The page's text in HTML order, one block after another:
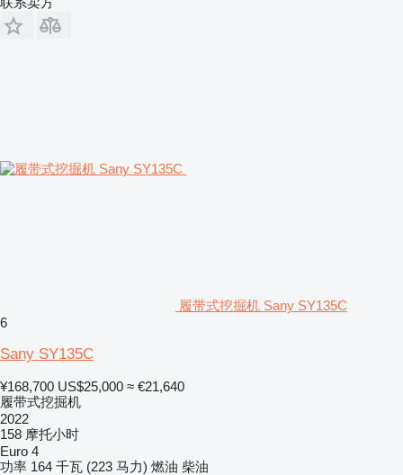
履带式挖掘机 Sany SY135C
6
Sany SY135C
¥168,700 US$25,000 ≈ €21,640
履带式挖掘机
2022
158 摩托小时
Euro 4
功率 164 千瓦 (223 马力) 燃油 柴油